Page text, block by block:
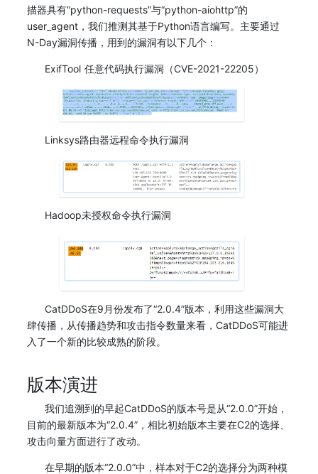
描器具有“python-requests”与“python-aiohttp”的
user_agent，我们推测其基于Python语言编写。主要通过
N-Day漏洞传播，用到的漏洞有以下几个：
ExifTool 任意代码执行漏洞（CVE-2021-22205）
Linksys路由器远程命令执行漏洞
Hadoop未授权命令执行漏洞
CatDDoS在9月份发布了“2.0.4”版本，利用这些漏洞大
肆传播，从传播趋势和攻击指令数量来看，CatDDoS可能进
入了一个新的比较成熟的阶段。
版本演进
我们追溯到的早起CatDDoS的版本号是从“2.0.0”开始，
目前的最新版本为“2.0.4”，相比初始版本主要在C2的选择、
攻击向量方面进行了改动。
在早期的版本“2.0.0”中，样本对于C2的选择分为两种模